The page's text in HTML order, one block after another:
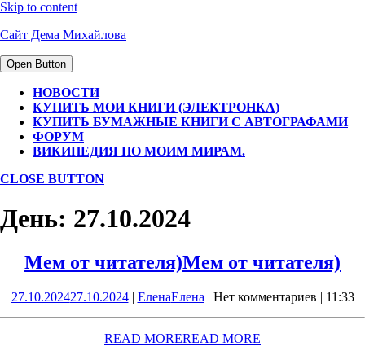
Skip to content
Сайт Дема Михайлова
Open Button
НОВОСТИ
КУПИТЬ МОИ КНИГИ (ЭЛЕКТРОНКА)
КУПИТЬ БУМАЖНЫЕ КНИГИ С АВТОГРАФАМИ
ФОРУМ
ВИКИПЕДИЯ ПО МОИМ МИРАМ.
CLOSE BUTTON
День: 27.10.2024
Мем от читателя)Мем от читателя)
27.10.202427.10.2024 | ЕленаЕлена | Нет комментариев | 11:33
READ MOREREAD MORE